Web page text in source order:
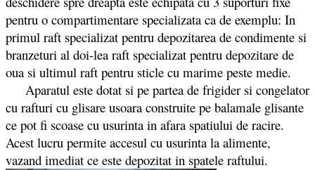
pentru o compartimentare specializata ca de exemplu: In
primul raft specializat pentru depozitarea de condimente si
branzeturi al doi-lea raft specializat pentru depozitare de
oua si ultimul raft pentru sticle cu marime peste medie.
Aparatul este dotat si pe partea de frigider si congelator
cu rafturi cu glisare usoara construite pe balamale glisante
ce pot fi scoase cu usurinta in afara spatiului de racire.
Acest lucru permite accesul cu usurinta la alimente,
vazand imediat ce este depozitat in spatele raftului.